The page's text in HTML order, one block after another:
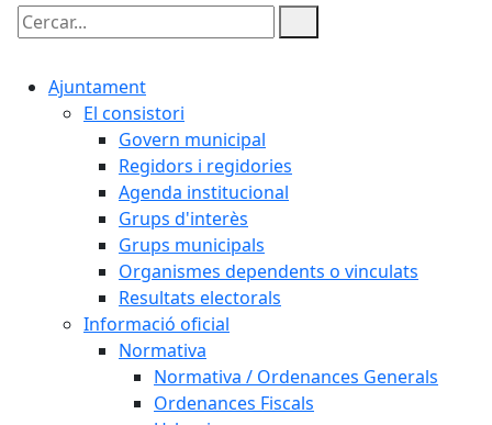
Cercar:
Ajuntament
El consistori
Govern municipal
Regidors i regidories
Agenda institucional
Grups d'interès
Grups municipals
Organismes dependents o vinculats
Resultats electorals
Informació oficial
Normativa
Normativa / Ordenances Generals
Ordenances Fiscals